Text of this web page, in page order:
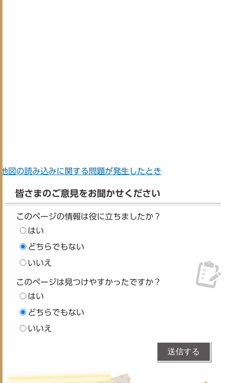
地図の読み込みに関する問題が発生したとき
皆さまのご意見をお聞かせください
このページの情報は役に立ちましたか？
はい
どちらでもない
いいえ
このページは見つけやすかったですか？
はい
どちらでもない
いいえ